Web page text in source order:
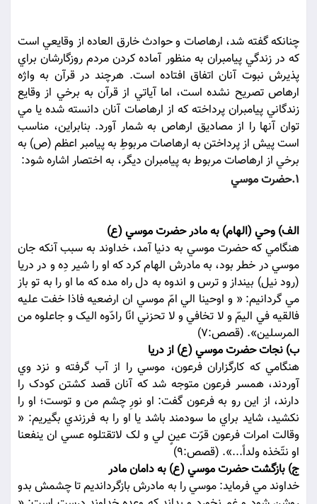
چنانکه گفته شد، ارهاصات و حوادث خارق العاده از وقايعي است
که در زندگي پيامبران به منظور آماده کردن مردم روزگارشان براي
پذيرش نبوت آنان اتفاق افتاده است. هرچند در قرآن به واژه
ارهاص تصريح نشده است، اما آياتي از قرآن به برخي از وقايع
زندگاني پيامبران پرداخته که از ارهاصات آنان دانسته شده يا مي
توان آنها را از مصاديق ارهاص به شمار آورد. بنابراين، مناسب
است پيش از پرداختن به ارهاصات مربوطِ به پيامبر اعظم (ص) به
برخي از ارهاصات مربوط به پيامبران ديگر، به اختصار اشاره شود:
1.حضرت موسي
الف) وحي (الهام) به مادر حضرت موسي (ع)
هنگامي که حضرت موسي به دنيا آمد، خداوند به سبب آنکه جان
موسي در خطر بود، به مادرش الهام کرد که او را شير دِه و در دريا
(رود نيل) بينداز و ترس و اندوه به دل راه مده که ما او را به تو باز
مي گردانيم: « و اوحينا الي امّ موسي ان ارضعيه فاذا خفت عليه
فالقيه في اليمّ و لا تخافي و لا تحزني انّا رادّوه اليک و جاعلوه من
المرسلين». (قصص:7)
ب) نجات حضرت موسي (ع) از دريا
هنگامي که کارگزاران فرعون، موسي را از آب گرفته و نزد وي
آوردند، همسر فرعون متوجه شد که آنان قصد کشتن کودک را
دارند، از اين رو به فرعون گفت: او نورِ چشم من و توست؛ او را
نکشيد، شايد براي ما سودمند باشد يا او را به فرزندي بگيريم: «
وقالت امرات فرعون قرّت عينٍ لي و لک لاتقتلوه عسي ان ينفعنا
او نتّخذه ولداً...». (قصص:9)
ج) بازگشت حضرت موسي (ع) به دامان مادر
خداوند مي فرمايد: موسي را به مادرش بازگردانديم تا چشمش بدو